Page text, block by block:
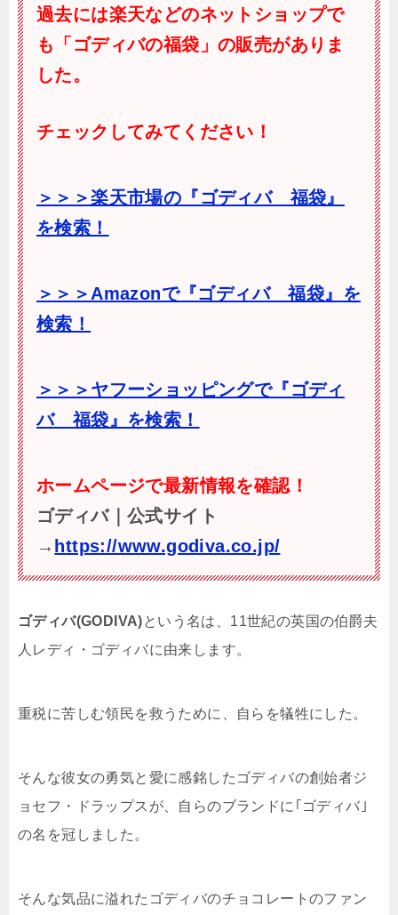
過去には楽天などのネットショップで
も「ゴディバの福袋」の販売がありま
した。
チェックしてみてください！
＞＞＞楽天市場の『ゴディバ 福袋』
を検索！
＞＞＞Amazonで『ゴディバ 福袋』を
検索！
＞＞＞ヤフーショッピングで『ゴディ
バ 福袋』を検索！
ホームページで最新情報を確認！
ゴディバ｜公式サイト
→ https://www.godiva.co.jp/
ゴディバ(GODIVA)という名は、11世紀の英国の伯爵夫
人レディ・ゴディバに由来します。
重税に苦しむ領民を救うために、自らを犠牲にした。
そんな彼女の勇気と愛に感銘した ゴディバの創始者ジ
ョセフ・ドラップスが、自らのブランドに｢ゴディバ｣
の名を冠しました。
そんな気品に溢れたゴディバのチョコレートのファン